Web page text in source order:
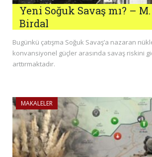
Yeni Soğuk Savaş mı? –
Birdal
Bugünkü çatışma Soğuk Savaş’a nazaran
konvansiyonel güçler arasında savaş riskini
arttırmaktadır.
MAKALELER